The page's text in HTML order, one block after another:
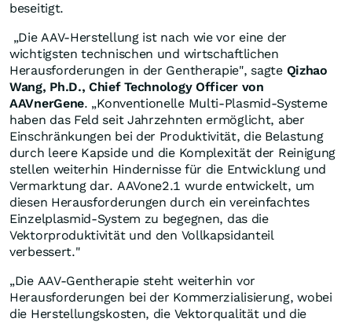
beseitigt.
„Die AAV-Herstellung ist nach wie vor eine der
wichtigsten technischen und wirtschaftlichen
Herausforderungen in der Gentherapie", sagte Qizhao
Wang, Ph.D., Chief Technology Officer von
AAVnerGene. „Konventionelle Multi-Plasmid-Systeme
haben das Feld seit Jahrzehnten ermöglicht, aber
Einschränkungen bei der Produktivität, die Belastung
durch leere Kapside und die Komplexität der Reinigung
stellen weiterhin Hindernisse für die Entwicklung und
Vermarktung dar. AAVone2.1 wurde entwickelt, um
diesen Herausforderungen durch ein vereinfachtes
Einzelplasmid-System zu begegnen, das die
Vektorproduktivität und den Vollkapsidanteil
verbessert."
„Die AAV-Gentherapie steht weiterhin vor
Herausforderungen bei der Kommerzialisierung, wobei
die Herstellungskosten, die Vektorqualität und die